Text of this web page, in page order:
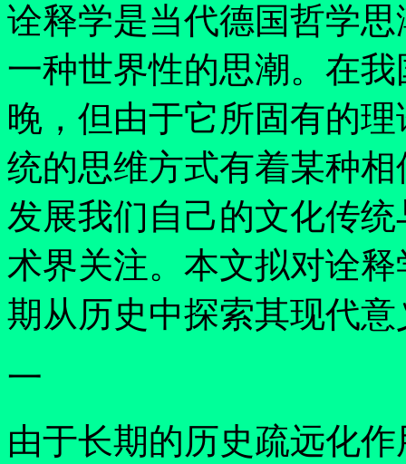
诠释学是当代德国哲学
一种世界性的思潮。在
晚，但由于它所固有的
统的思维方式有着某种
发展我们自己的文化传
术界关注。本文拟对诠
期从历史中探索其现代
一
由于长期的历史疏远化